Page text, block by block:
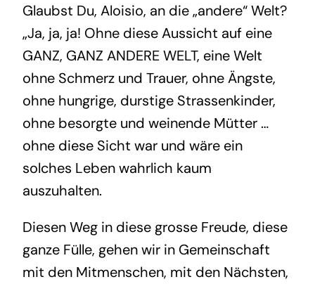
Glaubst Du, Aloisio, an die „andere“ Welt?
„Ja, ja, ja! Ohne diese Aussicht auf eine
GANZ, GANZ ANDERE WELT, eine Welt
ohne Schmerz und Trauer, ohne Ängste,
ohne hungrige, durstige Strassenkinder,
ohne besorgte und weinende Mütter …
ohne diese Sicht war und wäre ein
solches Leben wahrlich kaum
auszuhalten.
Diesen Weg in diese grosse Freude, diese
ganze Fülle, gehen wir in Gemeinschaft
mit den Mitmenschen, mit den Nächsten,